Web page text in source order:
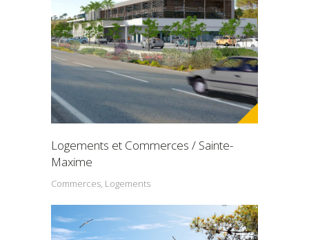
Logements et Commerces / Sainte-
Maxime
Commerces, Logements